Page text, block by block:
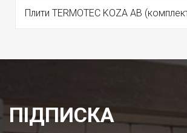
Плити TERMOTEC KOZA AB
ПІДПИСКА